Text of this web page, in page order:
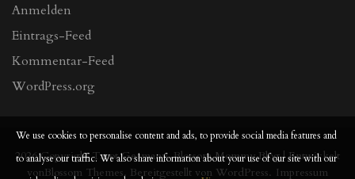
Anmelden
Eintrags-Feed
Kommentar-Feed
WordPress.org
2026 CopyrightTarot Germany.Blossom Mommy Blog | Entwickelt
vonBlossom Themes. Bereitgestellt von WordPress. Impressum
We use cookies to personalise content and ads, to provide social media features and
to analyse our traffic. We also share information about your use of our site with our